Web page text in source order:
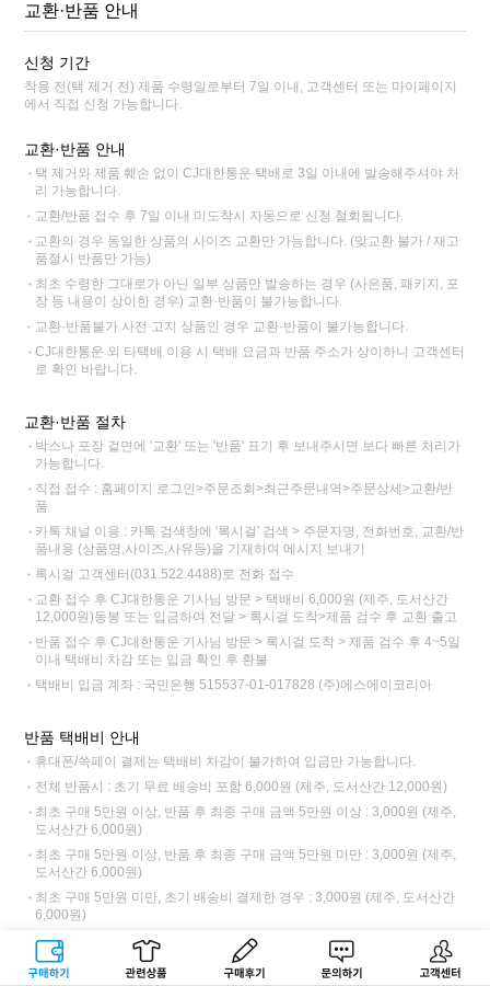
구매하기 관련상품 상품후기 문의하기 고객센터
교환·반품 안내
신청 기간
착용 전(택 제거 전) 제품 수령일로부터 7일 이내, 고객센터 또는 마이페이지
에서 직접 신청 가능합니다.
교환·반품 안내
택 제거와 제품 훼손 없이 CJ대한통운 택배로 3일 이내에 발송해주셔야 처
리 가능합니다.
교환/반품 접수 후 7일 이내 미도착시 자동으로 신청 철회됩니다.
교환의 경우 동일한 상품의 사이즈 교환만 가능합니다. (맞교환 불가 / 재고
품절시 반품만 가능)
최초 수령한 그대로가 아닌 일부 상품만 발송하는 경우 (사은품, 패키지, 포
장 등 내용이 상이한 경우) 교환·반품이 불가능합니다.
교환·반품불가 사전 고지 상품인 경우 교환·반품이 불가능합니다.
CJ대한통운 외 타택배 이용 시 택배 요금과 반품 주소가 상이하니 고객센터
로 확인 바랍니다.
교환·반품 절차
박스나 포장 겉면에 '교환' 또는 '반품' 표기 후 보내주시면 보다 빠른 처리가
가능합니다.
직접 접수 : 홈페이지 로그인>주문조회>최근주문내역>주문상세>교환/반
품
카톡 채널 이용 : 카톡 검색창에 '록시걸' 검색 > 주문자명, 전화번호, 교환/반
품내용 (상품명,사이즈,사유등)을 기재하여 메시지 보내기
록시걸 고객센터(031.522.4488)로 전화 접수
교환 접수 후 CJ대한통운 기사님 방문 > 택배비 6,000원 (제주, 도서산간
12,000원)동봉 또는 입금하여 전달 > 록시걸 도착>제품 검수 후 교환 출고
반품 접수 후 CJ대한통운 기사님 방문 > 록시걸 도착 > 제품 검수 후 4~5일
이내 택배비 차감 또는 입금 확인 후 환불
택배비 입금 계좌 : 국민은행 515537-01-017828 (주)에스에이코리아
반품 택배비 안내
휴대폰/쓱페이 결제는 택배비 차감이 불가하여 입금만 가능합니다.
전체 반품시 : 초기 무료 배송비 포함 6,000원 (제주, 도서산간 12,000원)
최초 구매 5만원 이상, 반품 후 최종 구매 금액 5만원 이상 : 3,000원 (제주,
도서산간 6,000원)
최초 구매 5만원 이상, 반품 후 최종 구매 금액 5만원 미만 : 3,000원 (제주,
도서산간 6,000원)
최초 구매 5만원 미만, 초기 배송비 결제한 경우 : 3,000원 (제주, 도서산간
6,000원)
교환·반품 불가